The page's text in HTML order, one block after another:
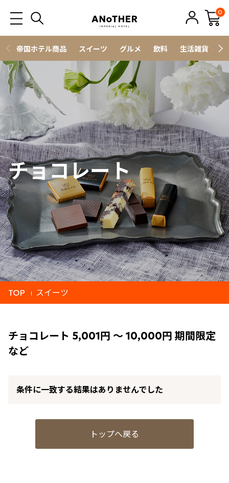
0
帝国ホテル商品 スイーツ グルメ 飲料 生活雑貨
チョコレート
TOP スイーツ
チョコレート 5,001円 ～ 10,000円 期間限定
など
条件に一致する結果はありませんでした
トップへ戻る